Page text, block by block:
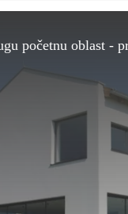
početnu oblast -